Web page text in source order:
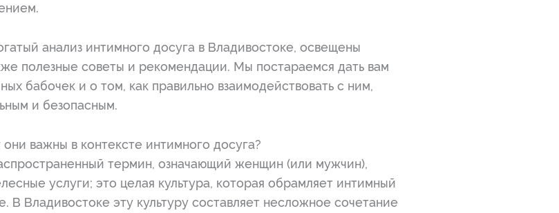
анализ интимного досуга в Владивостоке, освещены
полезные советы и рекомендации. Мы постараемся дать вам
бабочек и о том, как правильно взаимодействовать с ним,
и безопасным.
важны в контексте интимного досуга?
термин, означающий женщин (или мужчин),
услуги; это целая культура, которая обрамляет интимный
В Владивостоке эту культуру составляет несложное сочетание